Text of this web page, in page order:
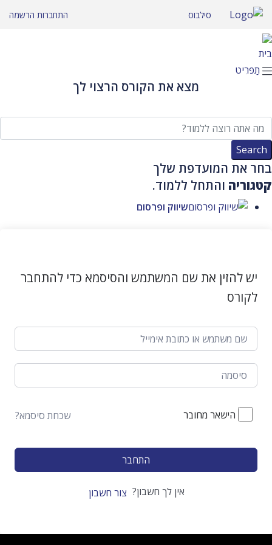
דלג
סילבוס התחברות הרשמה
בית
תַפרִיט
מצא את הקורס הרצוי לך
בחר את המועדפת שלך
קטגוריה והתחל ללמוד.
שיווק ופרסום
יש להזין את שם המשתמש והסיסמא כדי להתחבר
לקורס
הישאר מחובר שכחת סיסמא?
התחבר
אין לך חשבון? צור חשבון